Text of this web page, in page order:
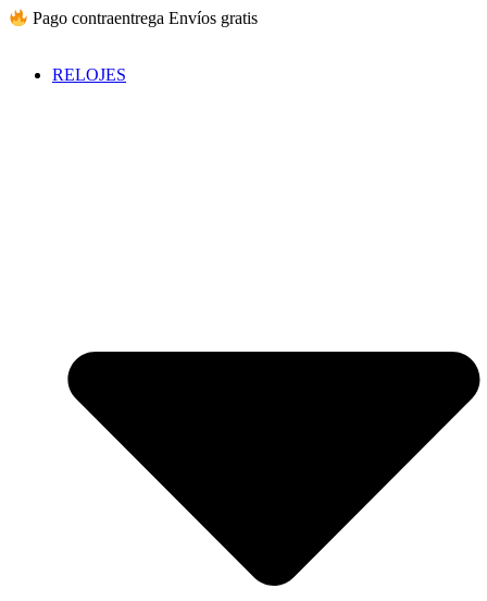
Ir
Pago contraentregaEnvíos gratis
RELOJES